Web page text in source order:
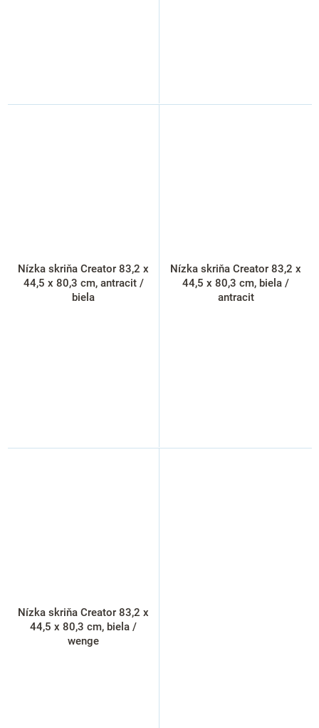
Nízka skriňa Creator 83,2 x
44,5 x 80,3 cm, antracit /
biela
Nízka skriňa Creator 83,2 x
44,5 x 80,3 cm, biela /
antracit
Nízka skriňa Creator 83,2 x
44,5 x 80,3 cm, biela /
wenge